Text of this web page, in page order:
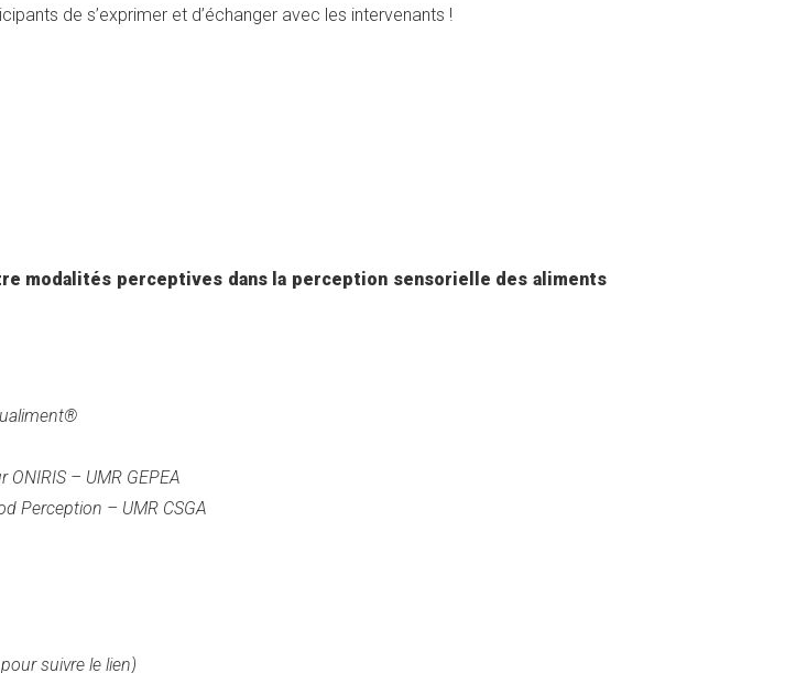
de s’exprimer et d’échanger avec les intervenants !
modalités perceptives dans la perception sensorielle des aliments
– UMR GEPEA
Perception – UMR CSGA
suivre le lien)